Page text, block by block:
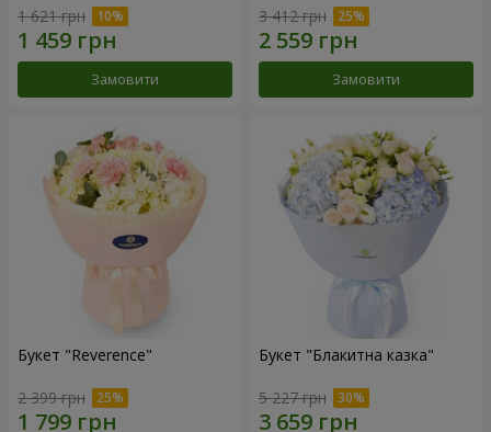
1 621 грн
Замовити
3 412 грн
Замовити
Букет "Reverence"
2 399 грн
Букет "Блакитна казка"
5 227 грн